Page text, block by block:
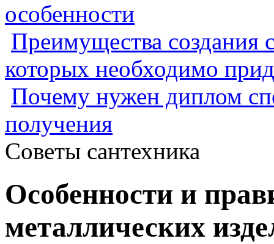
особенности
Преимущества создания
которых необходимо
Почему нужен диплом
получения
Советы сантехника
Особенности и
металлических